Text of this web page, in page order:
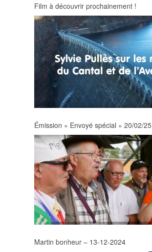
Film à découvrir prochainement !
Émission « Envoyé spécial » 20/02/25
Martin bonheur – 13-12-2024